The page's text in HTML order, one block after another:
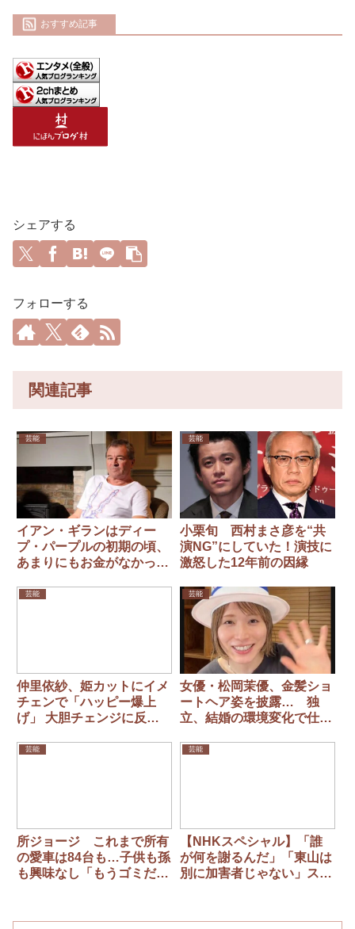
おすすめ記事
シェアする
フォローする
関連記事
芸能
イアン・ギランはディー
プ・パープルの初期の頃、
あまりにもお金がなかった
べていた
芸能
小栗旬 西村まさ彦を“共
演NG”にしていた！演技に
激怒した12年前の因縁
芸能
仲里依紗、姫カットにイメ
チェンで「ハッピー爆上
げ」 大胆チェンジに反響
い」
芸能
女優・松岡茉優、金髪ショ
ートヘア姿を披露… 独
立、結婚の環境変化で仕事
変
芸能
所ジョージ これまで所有
の愛車は84台も…子供も孫
も興味なし「もうゴミだよ
芸能
【NHKスペシャル】「誰
が何を謝るんだ」「東山は
別に加害者じゃない」スマ
上